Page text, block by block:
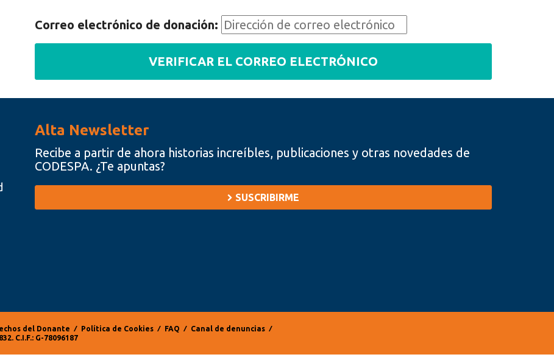
Correo electrónico de donación:
Alta Newsletter
Recibe a partir de ahora historias increíbles, publicaciones y otras novedades de
CODESPA. ¿Te apuntas?
SUSCRIBIRME
del Donante ⁄ Política de Cookies ⁄ FAQ ⁄ Canal de denuncias
⁄
C.I.F.: G-78096187